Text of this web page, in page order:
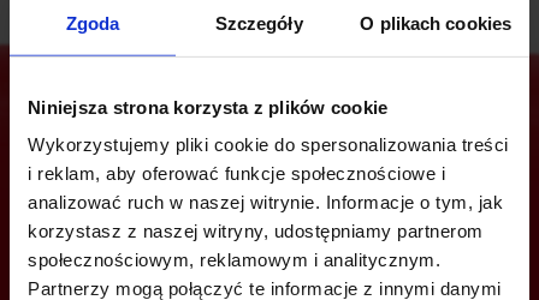
Zgoda Szczegóły O plikach cookies
Niniejsza strona korzysta z plików cookie
Wykorzystujemy pliki cookie do spersonalizowania treści
i reklam, aby oferować funkcje społecznościowe i
analizować ruch w naszej witrynie. Informacje o tym, jak
korzystasz z naszej witryny, udostępniamy partnerom
społecznościowym, reklamowym i analitycznym.
Partnerzy mogą połączyć te informacje z innymi danymi
Jesteś zainteresowany tą ofertą?
ZADZWOŃ I DOWIEDZ SIĘ WIĘCEJ